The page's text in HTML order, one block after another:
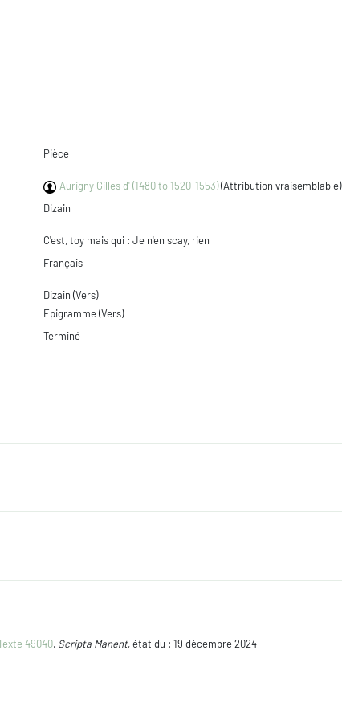
Pièce
Aurigny Gilles d' (1480 to 1520-1553)(Attribution vraisemblable)
Dizain
C'est, toy mais qui : Je n'en scay, rien
Français
Dizain (Vers)
Epigramme (Vers)
Terminé
49040, Scripta Manent, état du : 19 décembre 2024